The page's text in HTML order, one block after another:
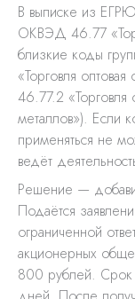
В выписке из
ОКВЭД 46.77
близкие коды
«Торговля
46.77.2 «Торговля
металлов»). Если
применяться не
ведёт
Решение —
Подаётся
ограниченной
акционерных
800 рублей. Срок